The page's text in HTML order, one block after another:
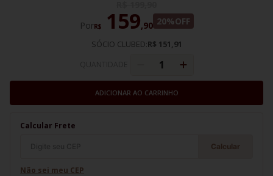
PorR$ 159,90 20%OFF
SÓCIO CLUBED:R$ 151,91
ADICIONAR AO CARRINHO
Calcular Frete
Calcular
Não sei meu CEP